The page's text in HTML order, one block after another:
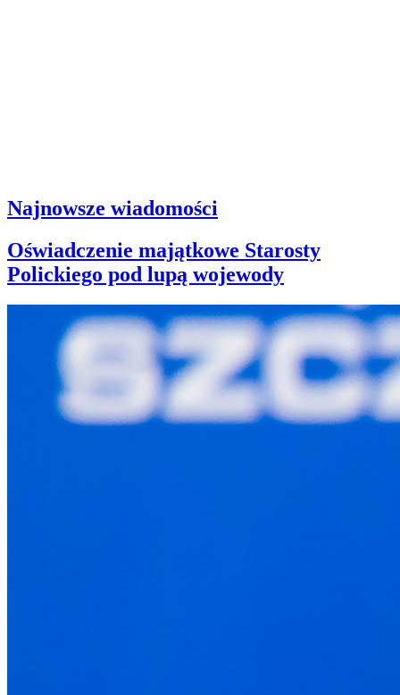
Najnowsze wiadomości
Oświadczenie majątkowe Starosty
Polickiego pod lupą wojewody